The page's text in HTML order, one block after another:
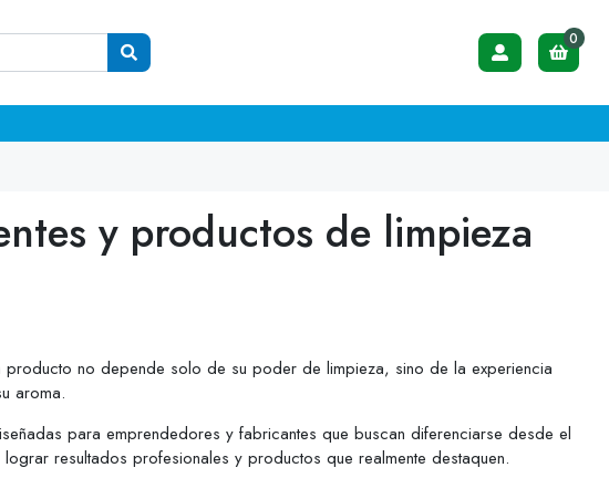
0
y productos de limpieza
producto no depende solo de su poder de limpieza, sino de la experiencia
aroma.
para emprendedores y fabricantes que buscan diferenciarse desde el
resultados profesionales y productos que realmente destaquen.